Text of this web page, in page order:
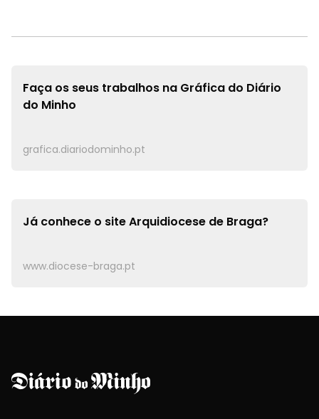
Faça os seus trabalhos na Gráfica do Diário
do Minho
grafica.diariodominho.pt
Já conhece o siteArquidiocese de Braga?
www.diocese-braga.pt